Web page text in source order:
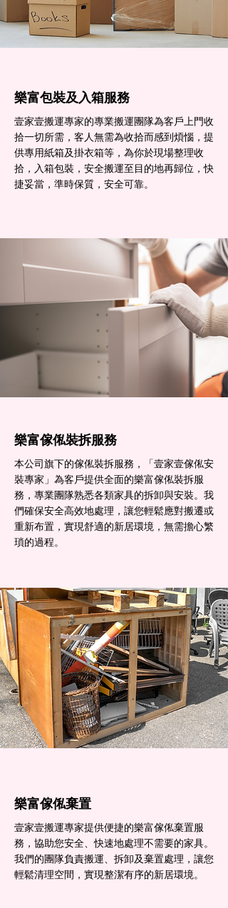
樂富包裝及入箱服務
壹家壹搬運專家的專業搬運團隊為客戶上門收
拾一切所需，客人無需為收拾而感到煩惱，提
供專用紙箱及掛衣箱等，為你於現場整理收
拾，入箱包裝，安全搬運至目的地再歸位，快
捷妥當，準時保質，安全可靠。
樂富傢俬裝拆服務
本公司旗下的傢俬裝拆服務，「壹家壹傢俬安
裝專家」為客戶提供全面的樂富傢俬裝拆服
務，專業團隊熟悉各類家具的拆卸與安裝。我
們確保安全高效地處理，讓您輕鬆應對搬遷或
重新布置，實現舒適的新居環境，無需擔心繁
瑣的過程。
樂富傢俬棄置
壹家壹搬運專家提供便捷的樂富傢俬棄置服
務，協助您安全、快速地處理不需要的家具。
我們的團隊負責搬運、拆卸及棄置處理，讓您
輕鬆清理空間，實現整潔有序的新居環境。